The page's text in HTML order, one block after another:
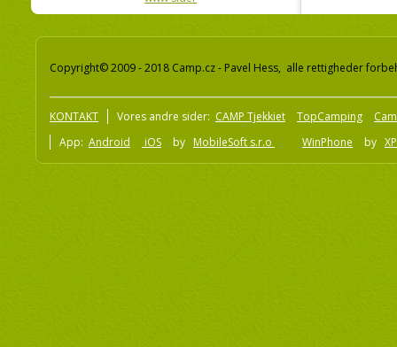
Copyright© 2009 - 2018 Camp.cz - Pavel Hess, alle rettigheder
KONTAKT Vores andre sider: CAMP Tjekkiet TopCamping
App: Android iOS by MobileSoft s.r.o WinPhone by